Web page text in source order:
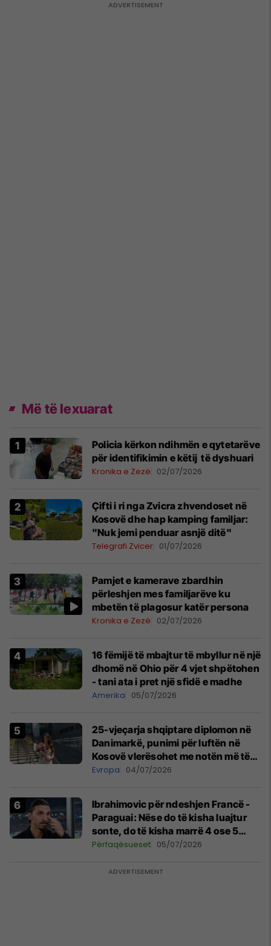
Më të lexuarat
Policia kërkon ndihmën e qytetarëve
për identifikimin e këtij të dyshuari
Kronika e Zezë 02/07/2026
Çifti i ri nga Zvicra zhvendoset në
Kosovë dhe hap kamping familjar:
"Nuk jemi penduar asnjë ditë"
Telegrafi Zvicer 01/07/2026
Pamjet e kamerave zbardhin
përleshjen mes familjarëve ku
mbetën të plagosur katër persona
Kronika e Zezë 02/07/2026
16 fëmijë të mbajtur të mbyllur në një
dhomë në Ohio për 4 vjet shpëtohen
- tani ata i pret një sfidë e madhe
Amerika 05/07/2026
25-vjeçarja shqiptare diplomon në
Danimarkë, punimi për luftën në
Kosovë vlerësohet me notën më të
lartë
Evropa 04/07/2026
Ibrahimovic për ndeshjen Francë -
Paraguai: Nëse do të kisha luajtur
sonte, do të kisha marrë 4 ose 5
kartonë të kuq
Përfaqësueset 05/07/2026